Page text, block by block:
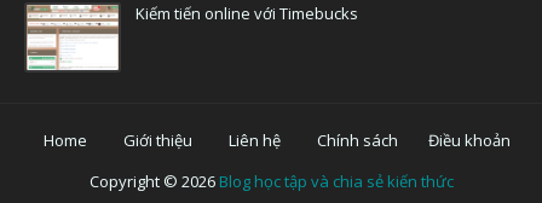
Kiếm tiến online với Timebucks
Home Giới thiệu Liên hệ Chính sách
Điều khoản
Copyright © 2026 Blog học tập và chia sẻ kiến thức